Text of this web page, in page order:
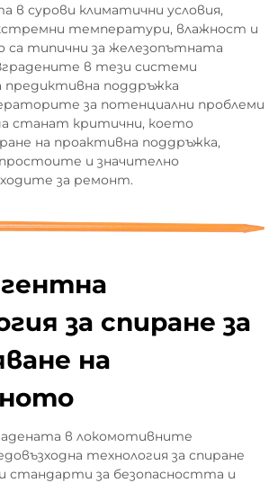
в сурови климатични условия,
температури, влажност и
са типични за железопътната
в тези системи
предиктивна поддръжка
за потенциални проблеми
станат критични, което
на проактивна поддръжка,
и значително
за ремонт.
за спиране за
на
в локомотивните
технология за спиране
стандарти за безопасността и